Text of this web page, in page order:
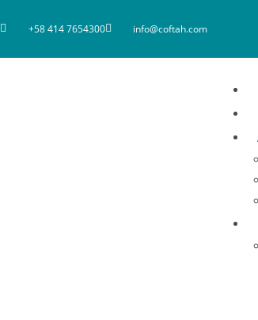
+58 414 7654300 info@coftah.com